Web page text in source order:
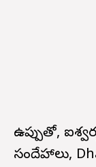
ఉప్పుతో,
సందేహాలు,